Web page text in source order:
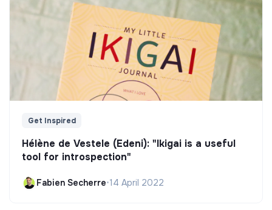
Get Inspired
Hélène de Vestele (Edeni): "Ikigai is a useful
tool for introspection"
Fabien Secherre•14 April 2022